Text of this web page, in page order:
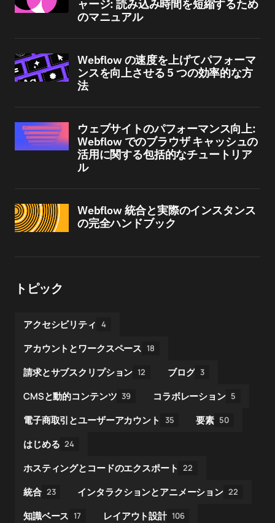
ャージ: 読み込み時間を短縮するため
のマニュアル
Webflow の速度を上げてパフォーマ
ンスを向上させる 5 つの効率的な方
法
ウェブサイトのパフォーマンス向上:
Webflow でのブラウザ キャッシュの
活用に関する包括的なチュートリア
ル
Webflow 統合と実際のインスタンス
の完全ハンドブック
トピック
アクセシビリティ 4
アカウントとワークスペース 18
請求とサブスクリプション 12 ブログ 3
CMSと動的コンテンツ 39 コラボレーション 5
電子商取引とユーザーアカウント 35 要素 50
はじめる 24
ホスティングとコードのエクスポート 22
統合 23 インタラクションとアニメーション 22
知識ベース 17 レイアウト設計 106